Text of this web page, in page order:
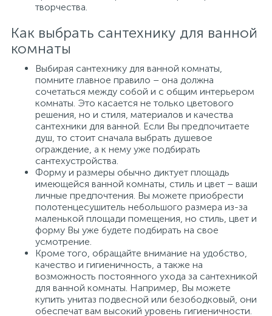
творчества.
Как выбрать сантехнику для ванной
комнаты
Выбирая сантехнику для ванной комнаты,
помните главное правило – она должна
сочетаться между собой и с общим интерьером
комнаты. Это касается не только цветового
решения, но и стиля, материалов и качества
сантехники для ванной. Если Вы предпочитаете
душ, то стоит сначала выбрать душевое
ограждение, а к нему уже подбирать
сантехустройства.
Форму и размеры обычно диктует площадь
имеющейся ванной комнаты, стиль и цвет – ваши
личные предпочтения. Вы можете приобрести
полотенцесушитель небольшого размера из-за
маленькой площади помещения, но стиль, цвет и
форму Вы уже будете подбирать на свое
усмотрение.
Кроме того, обращайте внимание на удобство,
качество и гигиеничность, а также на
возможность постоянного ухода за сантехникой
для ванной комнаты. Например, Вы можете
купить унитаз подвесной или безободковый, они
обеспечат вам высокий уровень гигиеничности.